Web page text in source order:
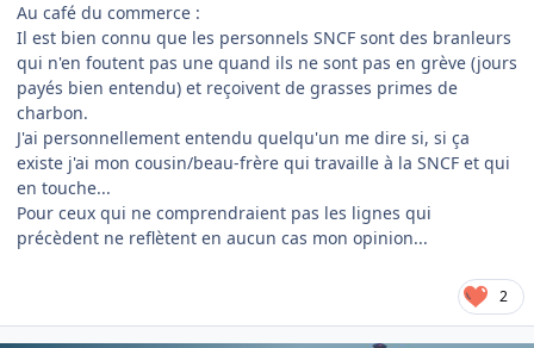
Au café du commerce :
Il est bien connu que les personnels SNCF sont des branleurs
qui n'en foutent pas une quand ils ne sont pas en grève (jours
payés bien entendu) et reçoivent de grasses primes de
charbon.
J'ai personnellement entendu quelqu'un me dire si, si ça
existe j'ai mon cousin/beau-frère qui travaille à la SNCF et qui
en touche...
Pour ceux qui ne comprendraient pas les lignes qui
précèdent ne reflètent en aucun cas mon opinion...
2